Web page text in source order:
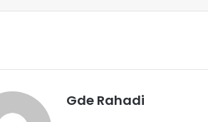
Gde Rahadi